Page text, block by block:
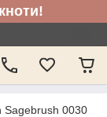
Sagebrush 0030